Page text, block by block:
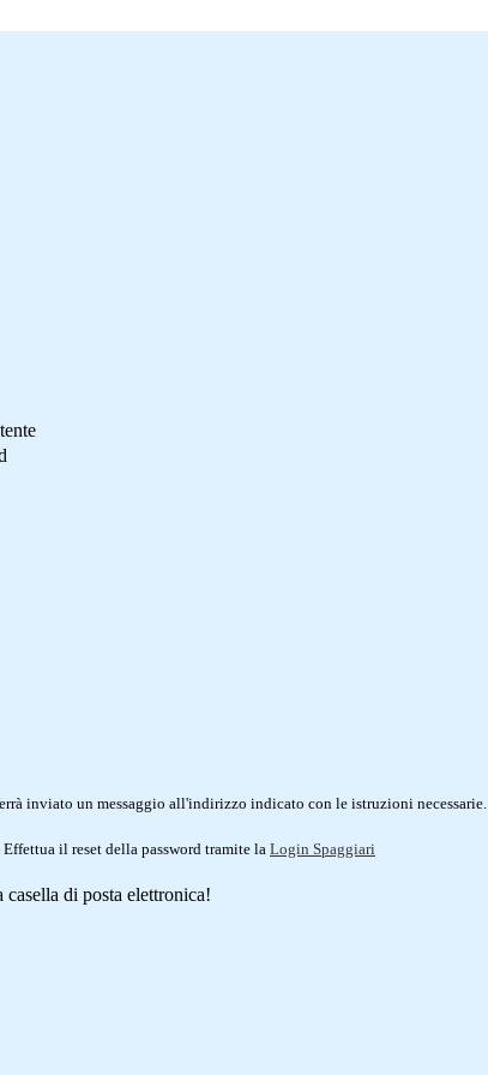
inviato un messaggio all'indirizzo indicato con le istruzioni necessarie.
il reset della password tramite la Login Spaggiari
di posta elettronica!